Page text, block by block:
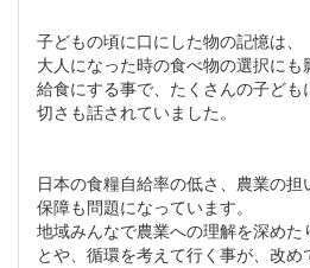
子どもの頃に口にした物の記憶は、
大人になった時の食べ物の選択にも
給食にする事で、たくさんの子ど
切さも話されていました。
日本の食糧自給率の低さ、農業の
保障も問題になっています。
地域みんなで農業への理解を深めた
とや、循環を考えて行く事が、改め